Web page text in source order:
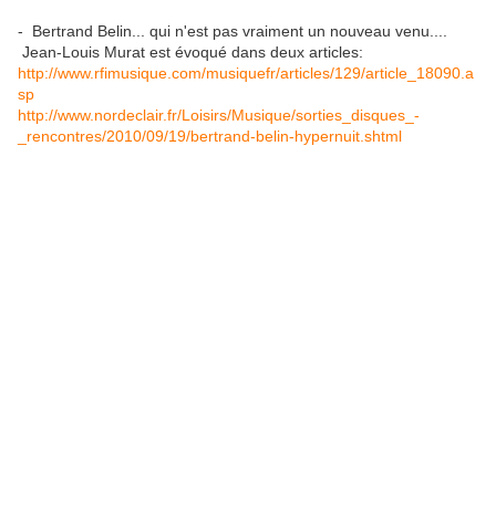
- Bertrand Belin... qui n'est pas vraiment un nouveau venu....
Jean-Louis Murat est évoqué dans deux articles:
http://www.rfimusique.com/musiquefr/articles/129/article_18090.a
sp
http://www.nordeclair.fr/Loisirs/Musique/sorties_disques_-
_rencontres/2010/09/19/bertrand-belin-hypernuit.shtml